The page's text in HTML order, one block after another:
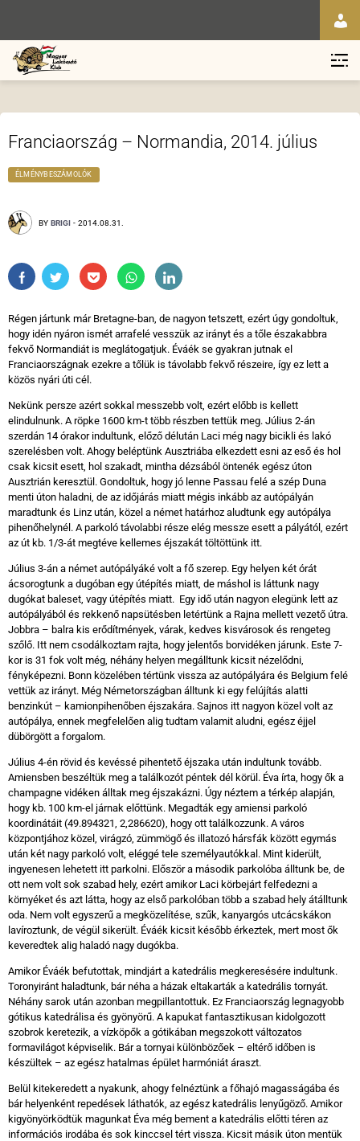
Franciaország – Normandia, 2014. július
ÉLMÉNYBESZÁMOLÓK
BY BRIGI - 2014.08.31.
Régen jártunk már Bretagne-ban, de nagyon tetszett, ezért úgy gondoltuk,
hogy idén nyáron ismét arrafelé vesszük az irányt és a tőle északabbra
fekvő Normandiát is meglátogatjuk. Éváék se gyakran jutnak el
Franciaországnak ezekre a tőlük is távolabb fekvő részeire, így ez lett a
közös nyári úti cél.
Nekünk persze azért sokkal messzebb volt, ezért előbb is kellett
elindulnunk. A röpke 1600 km-t több részben tettük meg. Július 2-án
szerdán 14 órakor indultunk, előző délután Laci még nagy bicikli és lakó
szerelésben volt. Ahogy beléptünk Ausztriába elkezdett esni az eső és hol
csak kicsit esett, hol szakadt, mintha dézsából öntenék egész úton
Ausztrián keresztül. Gondoltuk, hogy jó lenne Passau felé a szép Duna
menti úton haladni, de az időjárás miatt mégis inkább az autópályán
maradtunk és Linz után, közel a német határhoz aludtunk egy autópálya
pihenőhelynél. A parkoló távolabbi része elég messze esett a pályától, ezért
az út kb. 1/3-át megtéve kellemes éjszakát töltöttünk itt.
Július 3-án a német autópályáké volt a fő szerep. Egy helyen két órát
ácsorogtunk a dugóban egy útépítés miatt, de máshol is láttunk nagy
dugókat baleset, vagy útépítés miatt. Egy idő után nagyon elegünk lett az
autópályából és rekkenő napsütésben letértünk a Rajna mellett vezető útra.
Jobbra – balra kis erődítmények, várak, kedves kisvárosok és rengeteg
szőlő. Itt nem csodálkoztam rajta, hogy jelentős borvidéken járunk. Este 7-
kor is 31 fok volt még, néhány helyen megálltunk kicsit nézelődni,
fényképezni. Bonn közelében tértünk vissza az autópályára és Belgium felé
vettük az irányt. Még Németországban álltunk ki egy felújítás alatti
benzinkút – kamionpihenőben éjszakára. Sajnos itt nagyon közel volt az
autópálya, ennek megfelelően alig tudtam valamit aludni, egész éjjel
dübörgött a forgalom.
Július 4-én rövid és kevéssé pihentető éjszaka után indultunk tovább.
Amiensben beszéltük meg a találkozót péntek dél körül. Éva írta, hogy ők a
champagne vidéken álltak meg éjszakázni. Úgy néztem a térkép alapján,
hogy kb. 100 km-el járnak előttünk. Megadták egy amiensi parkoló
koordinátáit (49.894321, 2,286620), hogy ott találkozzunk. A város
központjához közel, virágzó, zümmögő és illatozó hársfák között egymás
után két nagy parkoló volt, eléggé tele személyautókkal. Mint kiderült,
ingyenesen lehetett itt parkolni. Először a második parkolóba álltunk be, de
ott nem volt sok szabad hely, ezért amikor Laci körbejárt felfedezni a
környéket és azt látta, hogy az első parkolóban több a szabad hely átálltunk
oda. Nem volt egyszerű a megközelítése, szűk, kanyargós utcácskákon
lavíroztunk, de végül sikerült. Éváék kicsit később érkeztek, mert most ők
keveredtek alig haladó nagy dugókba.
Amikor Éváék befutottak, mindjárt a katedrális megkeresésére indultunk.
Toronyiránt haladtunk, bár néha a házak eltakarták a katedrális tornyát.
Néhány sarok után azonban megpillantottuk. Ez Franciaország legnagyobb
gótikus katedrálisa és gyönyörű. A kapukat fantasztikusan kidolgozott
szobrok keretezik, a vízköpők a gótikában megszokott változatos
formavilágot képviselik. Bár a tornyai különbözőek – eltérő időben is
készültek – az egész hatalmas épület harmóniát áraszt.
Belül kitekeredett a nyakunk, ahogy felnéztünk a főhajó magasságába és
bár helyenként repedések láthatók, az egész katedrális lenyűgöző. Amikor
kigyönyörködtük magunkat Éva még bement a katedrális előtti téren az
információs irodába és sok kinccsel tért vissza. Kicsit másik úton mentük